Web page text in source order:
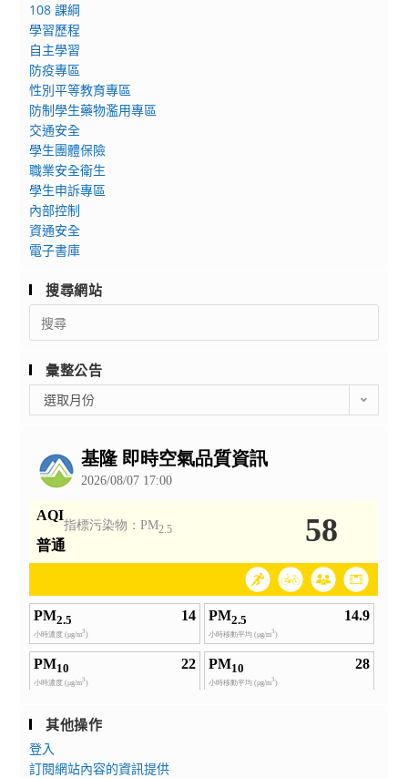
108 課綱
學習歷程
自主學習
防疫專區
性別平等教育專區
防制學生藥物濫用專區
交通安全
學生團體保險
職業安全衛生
學生申訴專區
內部控制
資通安全
電子書庫
搜尋網站
Search
for:
彙整公告
整
選取月份
其他操作
登入
訂閱網站內容的資訊提供